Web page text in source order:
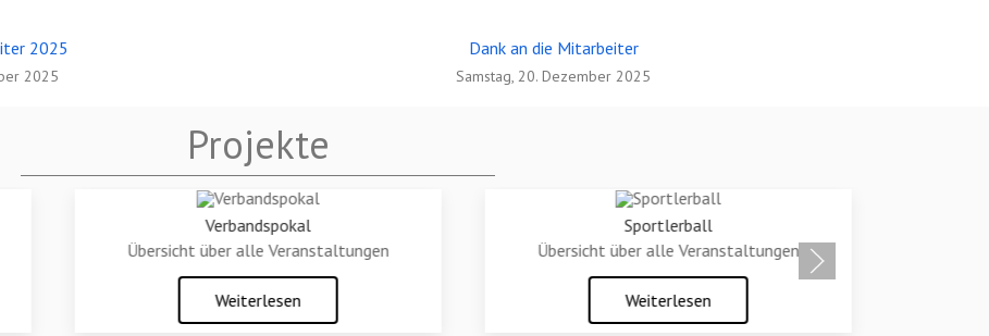
2025
2025
Dank an die Mitarbeiter
Samstag, 20. Dezember 2025
Projekte
Verbandspokal
Übersicht über alle Veranstaltungen
Weiterlesen
Sportlerball
Übersicht über alle Veranstaltungen
Weiterlesen